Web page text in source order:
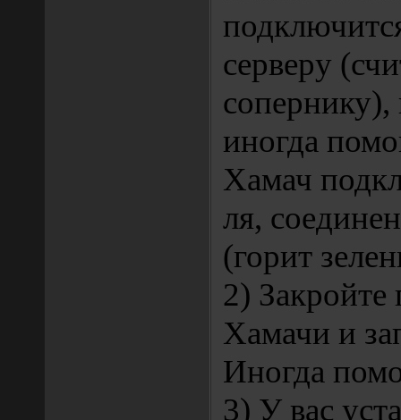
серверу
иногда
Хамач
ля,
(горит
2)
Хамачи и
Иногда
3) У вас